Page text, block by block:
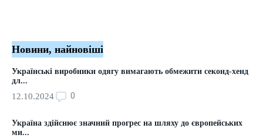
Новини, найновіші
Українські виробники одягу вимагають обмежити секонд-хенд
дл...
12.10.2024 0
Україна здійснює значний прогрес на шляху до європейських
ми...